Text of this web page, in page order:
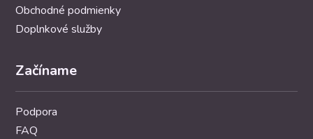
Obchodné podmienky
Doplnkové služby
Začíname
Podpora
FAQ